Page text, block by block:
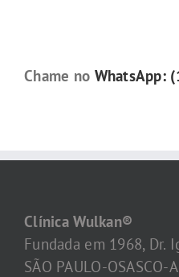
Chame no WhatsApp:
Clínica Wulkan®
Fundada em 1968, Dr.
SÃO PAULO-OSASCO-